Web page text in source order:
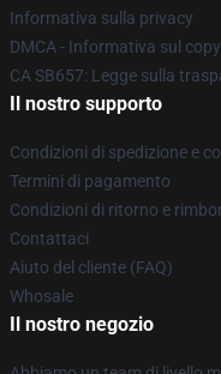
Informativa sulla privacy
DMCA - Informativa sul
CA SB657: Legge sulla
Il nostro supporto
Condizioni di spedizione e
Termini di pagamento
Condizioni di ritorno e
Contattaci
Aiuto del cliente (FAQ)
Whosale
Il nostro negozio